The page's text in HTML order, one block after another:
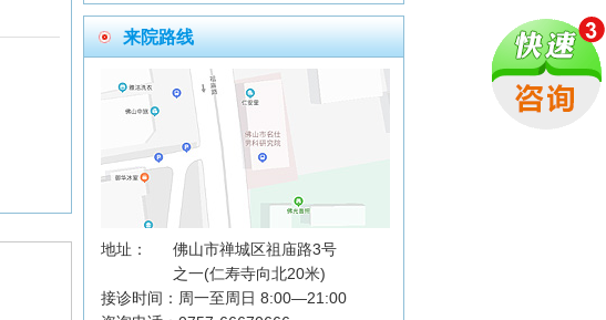
来院路线
地址：
佛山市禅城区祖庙路3号
之一(仁寿寺向北20米)
接诊时间：周一至周日 8:00—21:00